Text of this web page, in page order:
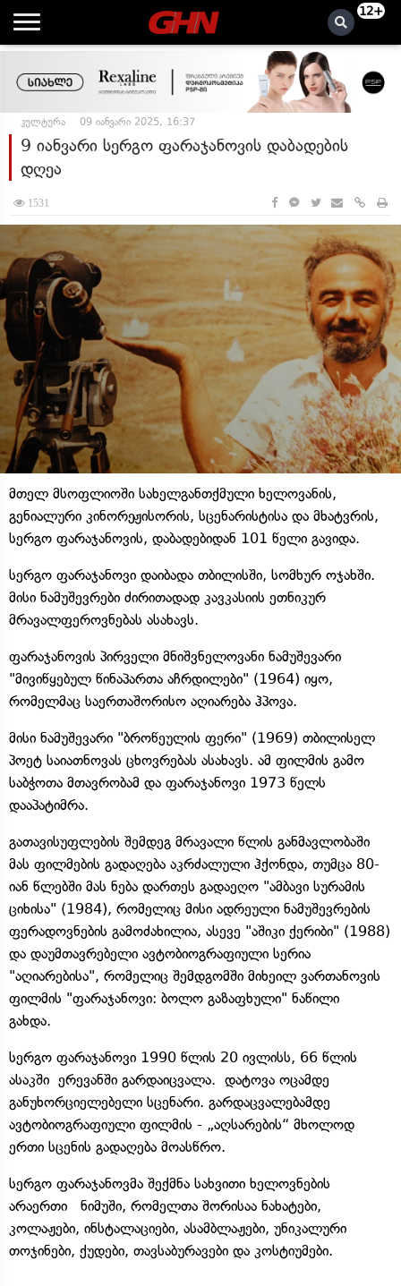
12+
კულტურა 09 იანვარი 2025, 16:37
9 იანვარი სერგო ფარაჯანოვის დაბადების
დღეა
1531
მთელ მსოფლიოში სახელგანთქმული ხელოვანის,
გენიალური კინორეჟისორის, სცენარისტისა და მხატვრის,
სერგო ფარაჯანოვის, დაბადებიდან 101 წელი გავიდა.
სერგო ფარაჯანოვი დაიბადა თბილისში, სომხურ ოჯახში.
მისი ნამუშევრები ძირითადად კავკასიის ეთნიკურ
მრავალფეროვნებას ასახავს.
ფარაჯანოვის პირველი მნიშვნელოვანი ნამუშევარი
"მივიწყებულ წინაპართა აჩრდილები" (1964) იყო,
რომელმაც საერთაშორისო აღიარება ჰპოვა.
მისი ნამუშევარი "ბროწეულის ფერი" (1969) თბილისელ
პოეტ საიათნოვას ცხოვრებას ასახავს. ამ ფილმის გამო
საბჭოთა მთავრობამ და ფარაჯანოვი 1973 წელს
დააპატიმრა.
გათავისუფლების შემდეგ მრავალი წლის განმავლობაში
მას ფილმების გადაღება აკრძალული ჰქონდა, თუმცა 80-
იან წლებში მას ნება დართეს გადაეღო "ამბავი სურამის
ციხისა" (1984), რომელიც მისი ადრეული ნამუშევრების
ფერადოვნების გამოძახილია, ასევე "აშიკი ქერიბი" (1988)
და დაუმთავრებელი ავტობიოგრაფიული სერია
"აღიარებისა", რომელიც შემდგომში მიხეილ ვართანოვის
ფილმის "ფარაჯანოვი: ბოლო გაზაფხული" ნაწილი
გახდა.
სერგო ფარაჯანოვი 1990 წლის 20 ივლისს, 66 წლის
ასაკში ერევანში გარდაიცვალა. დატოვა ოცამდე
განუხორციელებელი სცენარი. გარდაცვალებამდე
ავტობიოგრაფიული ფილმის - „აღსარების“ მხოლოდ
ერთი სცენის გადაღება მოასწრო.
სერგო ფარაჯანოვმა შექმნა სახვითი ხელოვნების
არაერთი ნიმუში, რომელთა შორისაა ნახატები,
კოლაჟები, ინსტალაციები, ასამბლაჟები, უნიკალური
თოჯინები, ქუდები, თავსაბურავები და კოსტიუმები.